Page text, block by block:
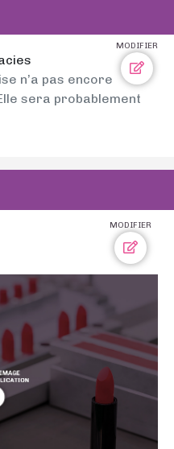
MODIFIER
n’a pas encore
sera probablement
MODIFIER